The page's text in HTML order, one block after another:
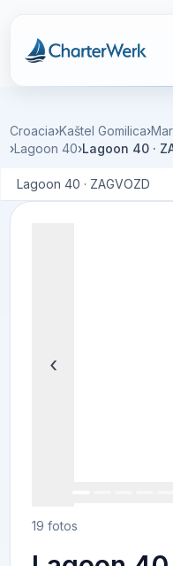
Charterwerk
Croacia›Kaštel Gomilica›
›Lagoon 40›Lagoon 40 ·
Lagoon 40 · ZAGVOZD
‹
19 fotos